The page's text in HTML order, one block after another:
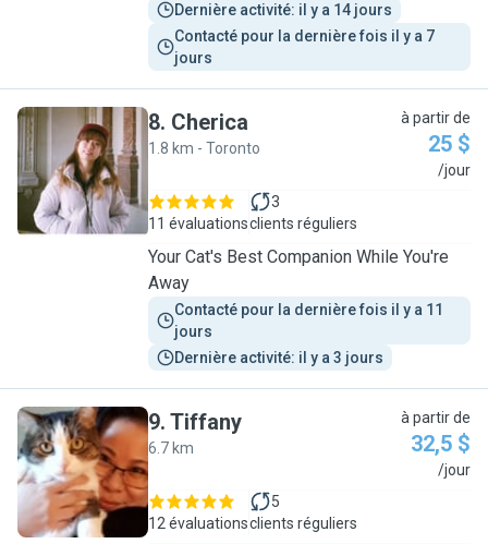
Dernière activité: il y a 14 jours
Contacté pour la dernière fois il y a 7
jours
C
8. Cherica
1.8 km - Toronto
à partir de
25 $
/jour
11 évaluations
3
clients réguliers
Your Cat's Best Companion While You're
Away
Contacté pour la dernière fois il y a 11
jours
Dernière activité: il y a 3 jours
T
9. Tiffany
6.7 km
à partir de
32,5 $
/jour
12 évaluations
5
clients réguliers